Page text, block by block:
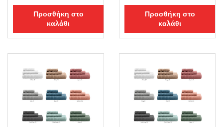
Προσθήκη στο
καλάθι
Προσθήκη στο
καλάθι